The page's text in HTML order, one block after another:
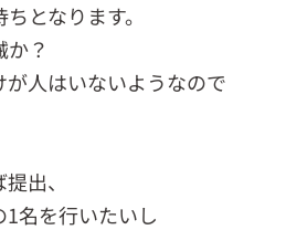
となります。
？
人はいないようなので
出、
名を行いたいし